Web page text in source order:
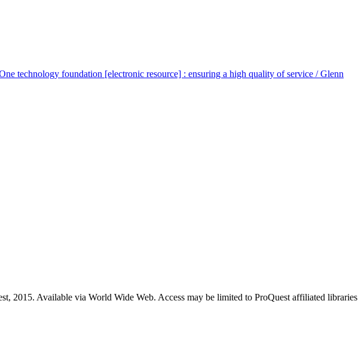
technology foundation [electronic resource] : ensuring a high quality of service / Glenn
2015. Available via World Wide Web. Access may be limited to ProQuest affiliated libraries